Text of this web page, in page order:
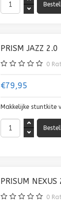
PRISM JAZZ 2.0
0
€79,95
Makkelijke stuntkite
PRISUM NEXUS
0